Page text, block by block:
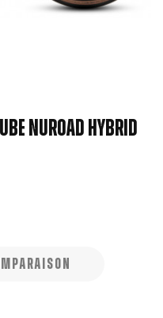
NUROAD HYBRID